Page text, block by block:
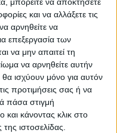
μπορείτε να αποκτήσετε
και να αλλάξετε τις
αρνηθείτε να
επεξεργασία των
να μην απαιτεί τη
να αρνηθείτε αυτήν
ισχύουν μόνο για αυτόν
προτιμήσεις σας ή να
πάσα στιγμή
και κάνοντας κλικ στο
ιστοσελίδας.